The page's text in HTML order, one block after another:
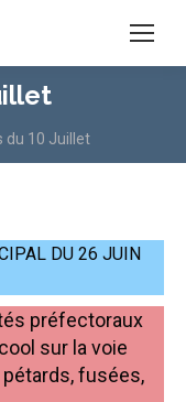
du 10 Juillet
DU 26 JUIN
préfectoraux
sur la voie
pétards, fusées,